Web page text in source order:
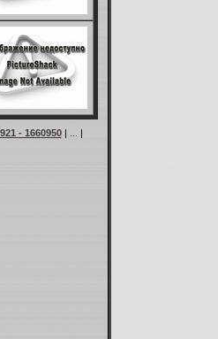
- 1660950| ... |